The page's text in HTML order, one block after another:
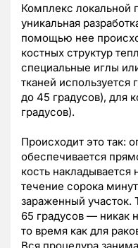
Комплекс
уникальная
помощью нее
костных структур
специальные иглы
тканей
до 45 градусов), для
градусов).
Происходит это так:
обеспечивается
кость накладывается
течение сорока
зараженный участок.
65 градусов — никак
то время как для
Вся процедура